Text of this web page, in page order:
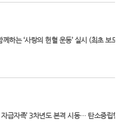
께하는 ‘사랑의 헌혈 운동’ 실시 (최초 보도
자급자족’ 3차년도 본격 시동… 탄소중립형